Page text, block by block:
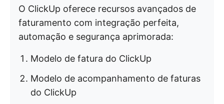
O ClickUp oferece recursos avançados de
faturamento com integração perfeita,
automação e segurança aprimorada:
Modelo de fatura do ClickUp
Modelo de acompanhamento de faturas
do ClickUp